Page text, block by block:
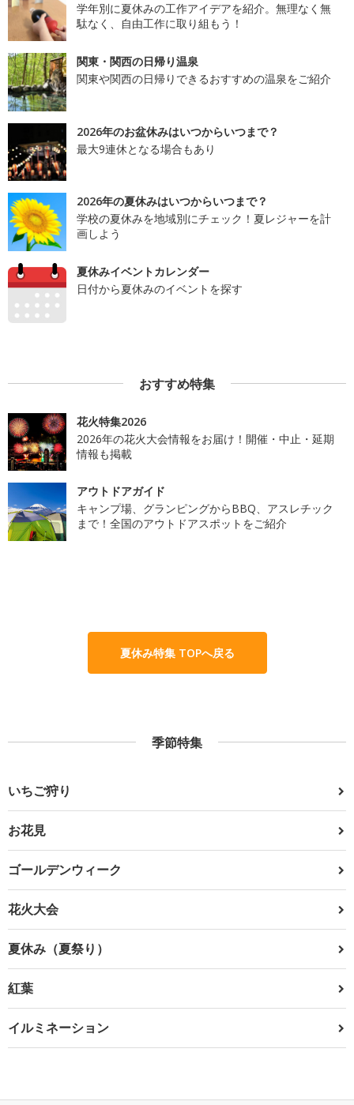
学年別に夏休みの工作アイデアを紹介。無理なく無
駄なく、自由工作に取り組もう！
関東・関西の日帰り温泉
関東や関西の日帰りできるおすすめの温泉をご紹介
2026年のお盆休みはいつからいつまで？
最大9連休となる場合もあり
2026年の夏休みはいつからいつまで？
学校の夏休みを地域別にチェック！夏レジャーを計
画しよう
夏休みイベントカレンダー
日付から夏休みのイベントを探す
おすすめ特集
花火特集2026
2026年の花火大会情報をお届け！開催・中止・延期
情報も掲載
アウトドアガイド
キャンプ場、グランピングからBBQ、アスレチック
まで！全国のアウトドアスポットをご紹介
夏休み特集 TOPへ戻る
季節特集
いちご狩り
お花見
ゴールデンウィーク
花火大会
夏休み（夏祭り）
紅葉
イルミネーション